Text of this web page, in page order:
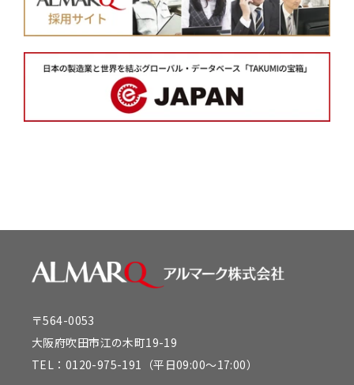
〒564-0053
大阪府吹田市江の木町19-19
TEL： 0120-975-191 （平日09:00～17:00）